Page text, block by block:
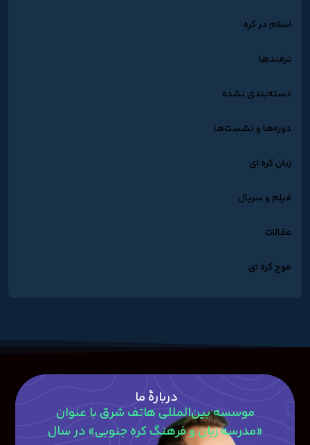
اسلام در کره
ترفندها
دسته‌بندی نشده
دوره‌ها و نشست‌ها
زبان کره ای
فیلم و سریال
مقالات
موج کره ای
دربارۀ ما
موسسه بین‌المللی هاتف شرق با عنوان
«مدرسه زبان و فرهنگ کره جنوبی» در سال